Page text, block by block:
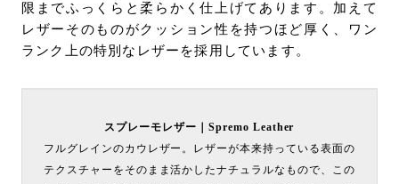
限までふっくらと柔らかく仕上げてあります。加えて
レザーそのものがクッション性を持つほど厚く、ワン
ランク上の特別なレザーを採用しています。
スプレーモレザー｜Spremo Leather
フルグレインのカウレザー。レザーが本来持っている表面の
テクスチャーをそのまま活かしたナチュラルなもので、この